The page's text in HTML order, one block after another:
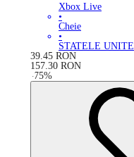
Xbox Live
•
Cheie
•
STATELE UNITE
39.45 RON
157.30 RON
-75%